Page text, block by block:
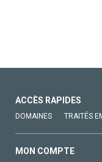
ACCÈS RAPIDES
DOMAINES TRAITÉS
MON COMPTE